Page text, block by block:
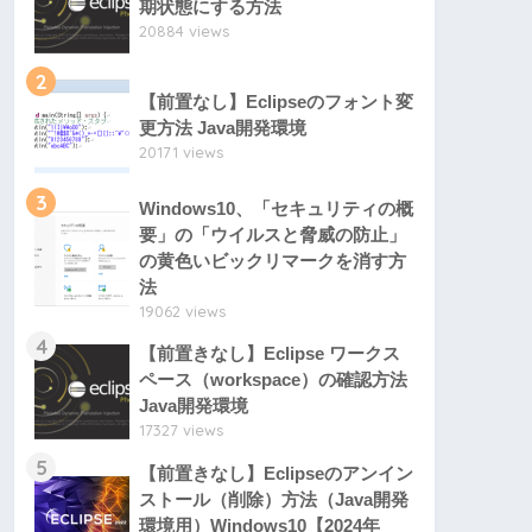
期状態にする方法
20884 views
2
【前置なし】Eclipseのフォント変
更方法 Java開発環境
20171 views
3
Windows10、「セキュリティの概
要」の「ウイルスと脅威の防止」
の黄色いビックリマークを消す方
法
19062 views
4
【前置きなし】Eclipse ワークス
ペース（workspace）の確認方法
Java開発環境
17327 views
5
【前置きなし】Eclipseのアンイン
ストール（削除）方法（Java開発
環境用）Windows10【2024年